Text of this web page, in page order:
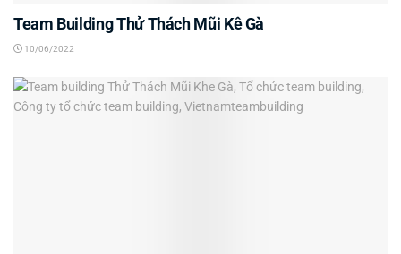
Team Building Thử Thách Mũi Kê Gà
10/06/2022